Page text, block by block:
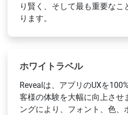
り賢く、そして最も重要なこ
ります。
ホワイトラベル
Revealは、アプリのUXを
客様の体験を大幅に向上させ
ングにより、フォント、色、